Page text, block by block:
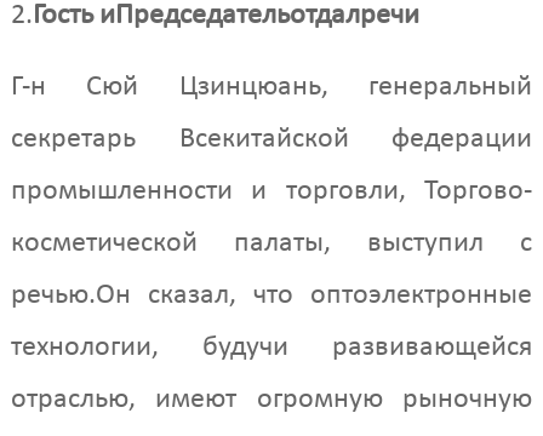
2.Гость иПредседательотдалречи
Г-н Сюй Цзинцюань, генеральный
секретарь Всекитайской федерации
промышленности и торговли, Торгово-
косметической палаты, выступил с
речью.Он сказал, что оптоэлектронные
технологии, будучи развивающейся
отраслью, имеют огромную рыночную